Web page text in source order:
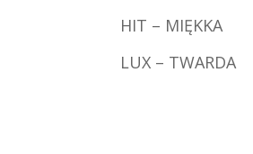
HIT – MIĘKKA
LUX – TWARDA